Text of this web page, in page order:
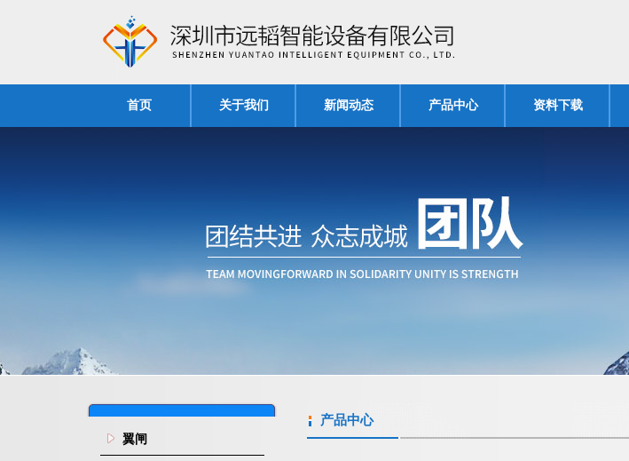
首页 关于我们 新闻动态 产品中心 资料下载
翼闸
产品中心